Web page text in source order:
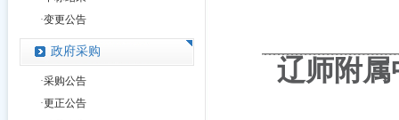
·变更公告
政府采购
·采购公告
·更正公告
辽师附